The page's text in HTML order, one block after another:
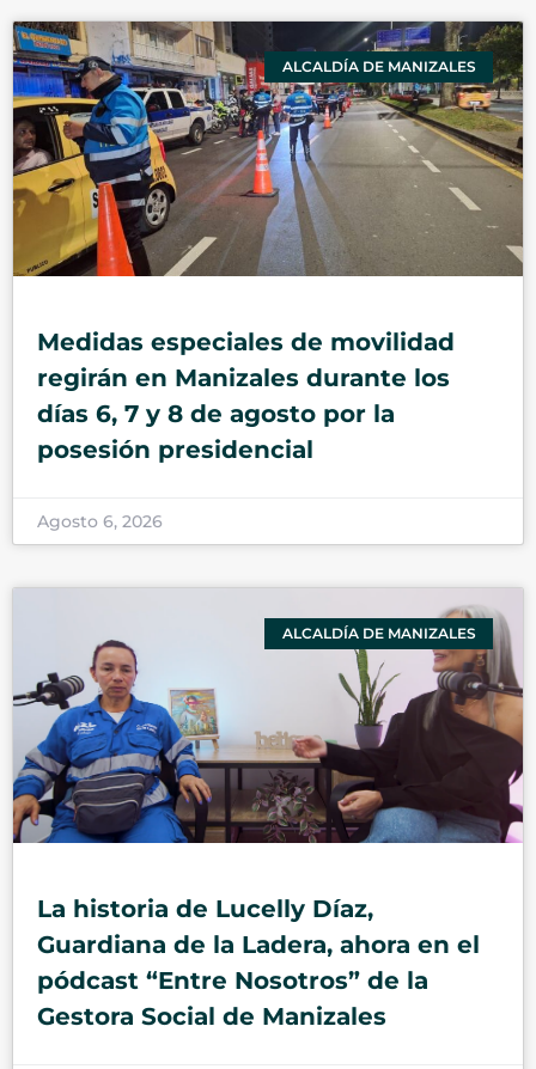
ALCALDÍA DE MANIZALES
Medidas especiales de movilidad
regirán en Manizales durante los
días 6, 7 y 8 de agosto por la
posesión presidencial
Agosto 6, 2026
ALCALDÍA DE MANIZALES
La historia de Lucelly Díaz,
Guardiana de la Ladera, ahora en el
pódcast “Entre Nosotros” de la
Gestora Social de Manizales